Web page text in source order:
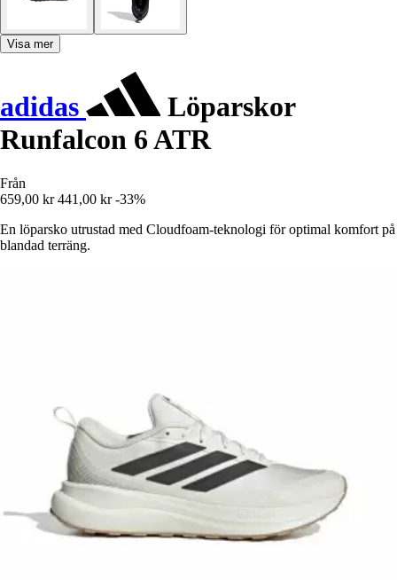
Visa mer
adidas
Löparskor
Runfalcon 6 ATR
Från
659,00 kr 441,00 kr -33%
En löparsko utrustad med Cloudfoam-teknologi för optimal komfort på
blandad terräng.